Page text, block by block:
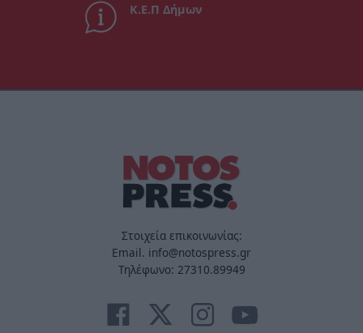
Κ.Ε.Π Δήμων
Στοιχεία επικοινωνίας:
Email. info@notospress.gr
Τηλέφωνο: 27310.89949